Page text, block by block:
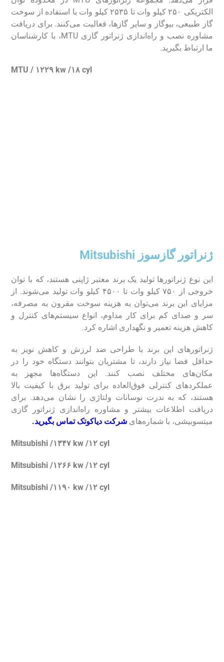
الکتریکی ۲۵۰ کیلو وات تا ۲۵۳۵ کیلو وات با استفاده از سوخت
گاز طبیعی، بیوگاز و سایر گاز‌ها، فعالیت می‌کنند. برای دریافت
مشاوره نصب و راه‌اندازی ژنراتور گازی MTU، با کارشناسان
ما ارتباط بگیرید.
MTU / ۱۲۲۹ kw /۱۸ cyl
ژنراتور گازسوز Mitsubishi
این نوع ژنراتور‌ها تولید یک برند معتبر ژاپنی هستند، که با توان
خروجی از ۷۵۰ کیلو وات تا ۴۵۰۰ کیلو وات تولید می‌شوند. از
مزایای این برند می‌توان به هزینه سوخت مقرون به مصرفه،
سر و صدای کم برای کار مداوم، انواع سیستم‌های کنترل و
کاهش هزینه تعمیر و نگهداری اشاره کرد.
ژنراتور‌های این برند با طراحی ضد لرزش و کاهش نویز به
حداقل فضا نیاز دارند، تا مشتریان بتوانند دستگاه خود را در
مکان‌های مختلف نصب کنند. این دستگاه‌ها مجهز به
عملکرد‌های کنترلی فوق‌العاده برای تولید برق با کیفیت بالا
هستند، که به ندرت نوسانات ولتاژی را نشان می‌دهد. برای
دریافت اطلاعات بیشتر و مشاوره راه‌اندازی ژنراتور گازی
میتسوبیشی، با شماره‌هایشرکت دیاکوتک تماس بگیرید.
Mitsubishi /۱۳۴۷ kw /۱۲ cyl
Mitsubishi /۱۲۶۶ kw /۱۲ cyl
Mitsubishi /۱۱۹۰ kw /۱۲ cyl